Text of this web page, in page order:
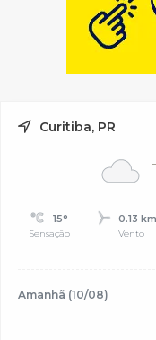
Curitiba, PR
15°
Sensação
0.13
Vento
Amanhã (10/08)